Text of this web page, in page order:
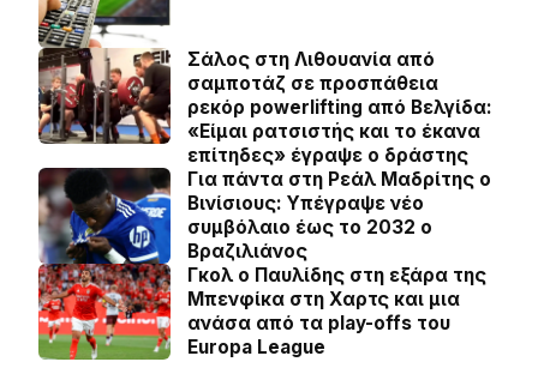
Σάλος στη Λιθουανία από
σαμποτάζ σε προσπάθεια
ρεκόρ powerlifting από Βελγίδα:
«Είμαι ρατσιστής και το έκανα
επίτηδες» έγραψε ο δράστης
Για πάντα στη Ρεάλ Μαδρίτης ο
Βινίσιους: Yπέγραψε νέο
συμβόλαιο έως το 2032 ο
Βραζιλιάνος
Γκολ ο Παυλίδης στη εξάρα της
Μπενφίκα στη Χαρτς και μια
ανάσα από τα play-offs του
Europa League